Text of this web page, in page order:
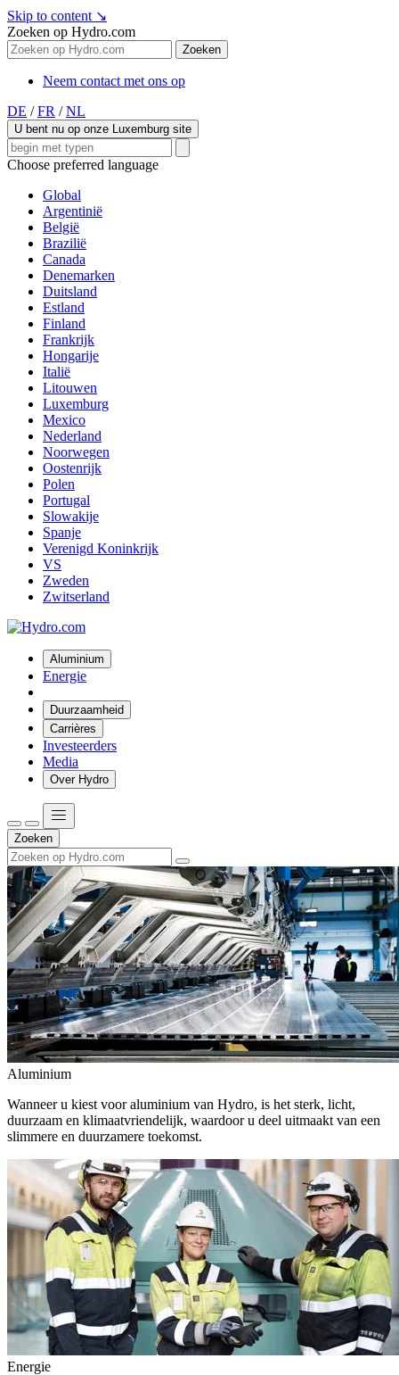
Skip to content ↘
Zoeken op Hydro.com
Zoeken
Neem contact met ons op
DE / FR / NL
U bent nu op onze Luxemburg site
Choose preferred language
Global
Argentinië
België
Brazilië
Canada
Denemarken
Duitsland
Estland
Finland
Frankrijk
Hongarije
Italië
Litouwen
Luxemburg
Mexico
Nederland
Noorwegen
Oostenrijk
Polen
Portugal
Slowakije
Spanje
Verenigd Koninkrijk
VS
Zweden
Zwitserland
Aluminium
Energie
Duurzaamheid
Carrières
Investeerders
Media
Over Hydro
Zoeken
Aluminium
Wanneer u kiest voor aluminium van Hydro, is het sterk, licht,
duurzaam en klimaatvriendelijk, waardoor u deel uitmaakt van een
slimmere en duurzamere toekomst.
Energie